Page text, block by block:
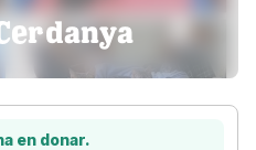
en donar.